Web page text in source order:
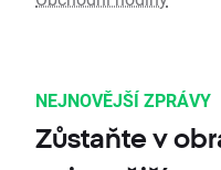
NEJNOVĚJŠÍ ZPRÁVY
Zůstaňte v